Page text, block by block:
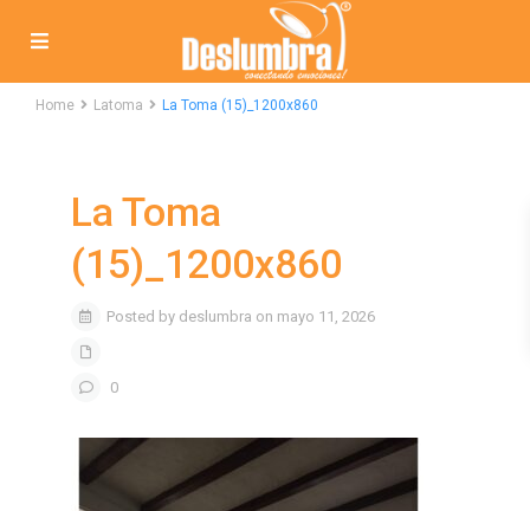
Home Latoma La Toma (15)_1200x860
La Toma
(15)_1200x860
Posted by deslumbra on mayo 11, 2026
0